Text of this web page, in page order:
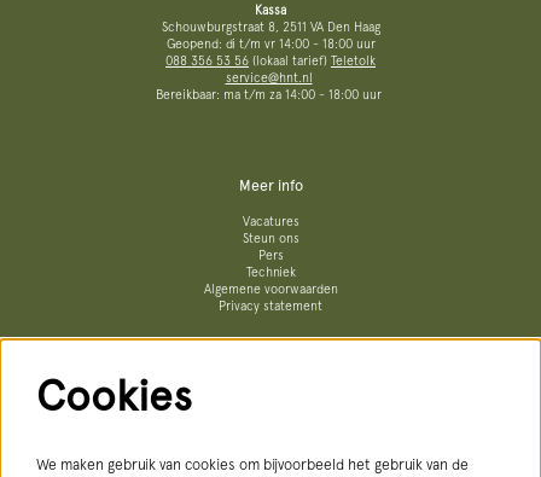
Kassa
Schouwburgstraat 8, 2511 VA Den Haag
Geopend: di t/m vr 14:00 - 18:00 uur
088 356 53 56 (lokaal tarief) Teletolk
service@hnt.nl
Bereikbaar: ma t/m za 14:00 - 18:00 uur
Meer info
Vacatures
Steun ons
Pers
Techniek
Algemene voorwaarden
Privacy statement
Cookies
We maken gebruik van cookies om bijvoorbeeld het gebruik van de